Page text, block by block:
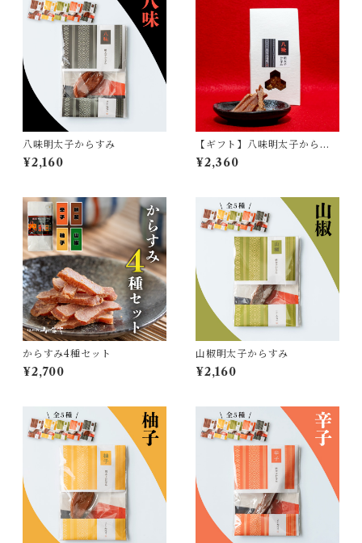
八味明太子からすみ
¥2,160
【ギフト】八味明太子からす
み
¥2,360
からすみ4種セット
¥2,700
山椒明太子からすみ
¥2,160